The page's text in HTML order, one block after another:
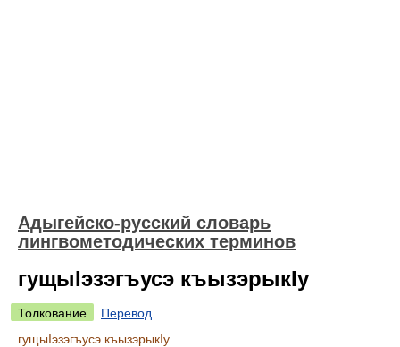
Адыгейско-русский словарь
лингвометодических терминов
гущыIэзэгъусэ къызэрыкIу
Толкование
Перевод
гущыIэзэгъусэ къызэрыкIу